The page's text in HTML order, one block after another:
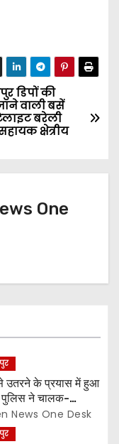
डिपों की
वाली बसें
बरेली
क्षेत्रीय
One
उतरने के प्रयास में हुआ
पुलिस ने चालक-
लिए हिरासत में लिया
News One Desk